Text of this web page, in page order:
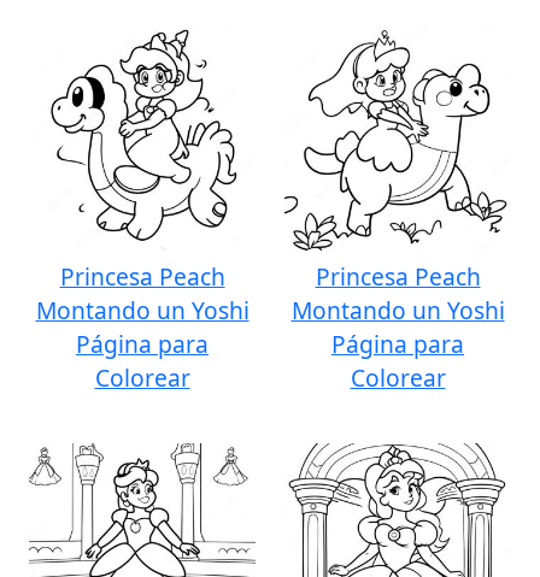
Princesa Peach
Montando un Yoshi
Página para
Colorear
Princesa Peach
Montando un Yoshi
Página para
Colorear